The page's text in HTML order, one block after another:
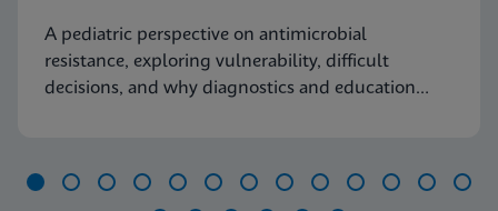
A pediatric perspective on antimicrobial
resistance, exploring vulnerability, difficult
decisions, and why diagnostics and education